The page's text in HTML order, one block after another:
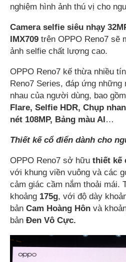
nghiệm hình ảnh thú vị cho
Camera selfie siêu nhạy
IMX709 trên OPPO Reno7 sẽ
ảnh selfie chất lượng cao.
OPPO Reno7 kế thừa nhiều
Reno7 Series, đáp ứng những
nhau của người dùng, bao
Flare, Selfie HDR, Chụp
nét 108MP, Bảng màu AI…
Thiết kế cổ điển dành cho
OPPO Reno7 sở hữu thiết kế
với khung viền vuông và các
cảm giác cầm nắm thoải mái.
khoảng 175g, với độ dày
bản Cam Hoàng Hôn và
bản Đen Vô Cực.